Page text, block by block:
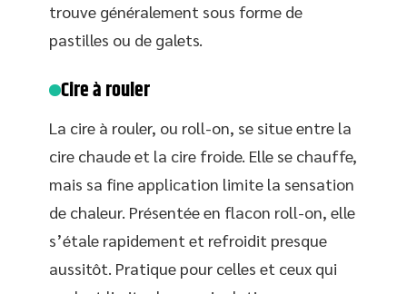
trouve généralement sous forme de
pastilles ou de galets.
Cire à rouler
La cire à rouler, ou roll-on, se situe entre la
cire chaude et la cire froide. Elle se chauffe,
mais sa fine application limite la sensation
de chaleur. Présentée en flacon roll-on, elle
s’étale rapidement et refroidit presque
aussitôt. Pratique pour celles et ceux qui